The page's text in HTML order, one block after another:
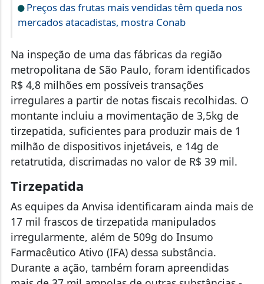
Preços das frutas mais vendidas têm queda nos
mercados atacadistas, mostra Conab
Na inspeção de uma das fábricas da região
metropolitana de São Paulo, foram identificados
R$ 4,8 milhões em possíveis transações
irregulares a partir de notas fiscais recolhidas. O
montante incluiu a movimentação de 3,5kg de
tirzepatida, suficientes para produzir mais de 1
milhão de dispositivos injetáveis, e 14g de
retatrutida, discrimadas no valor de R$ 39 mil.
Tirzepatida
As equipes da Anvisa identificaram ainda mais de
17 mil frascos de tirzepatida manipulados
irregularmente, além de 509g do Insumo
Farmacêutico Ativo (IFA) dessa substância.
Durante a ação, também foram apreendidas